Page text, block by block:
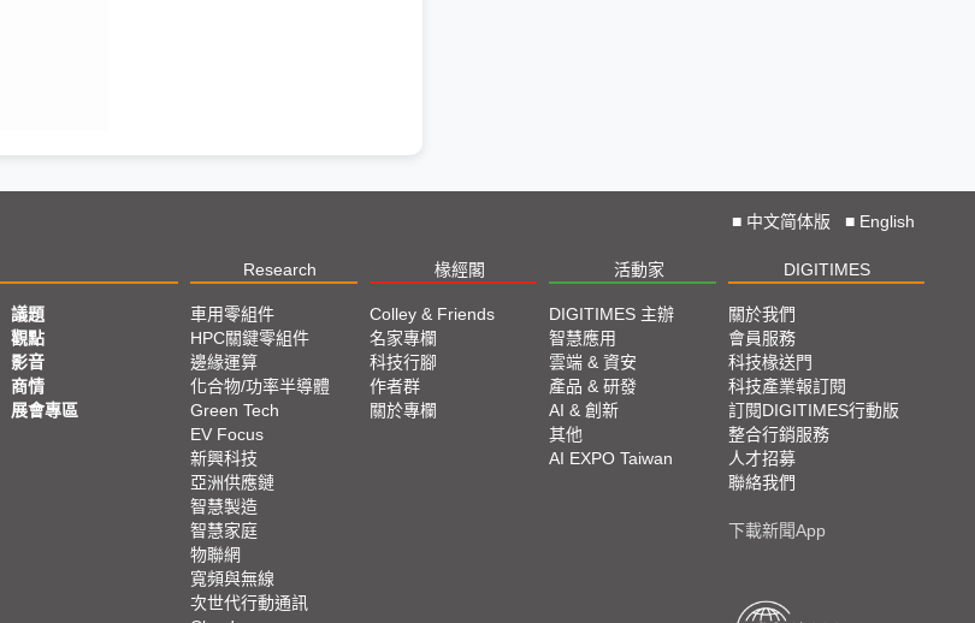
■ 中文简体版 ■ English
Research 椽經閣 活動家 DIGITIMES
議題
觀點
影音
商情
展會專區
車用零組件
HPC關鍵零組件
邊緣運算
化合物/功率半導體
Green Tech
EV Focus
新興科技
亞洲供應鏈
智慧製造
智慧家庭
物聯網
寬頻與無線
次世代行動通訊
Colley & Friends
名家專欄
科技行腳
作者群
關於專欄
DIGITIMES 主辦
智慧應用
雲端 & 資安
產品 & 研發
AI & 創新
其他
AI EXPO Taiwan
關於我們
會員服務
科技椽送門
科技產業報訂閱
訂閱DIGITIMES行動版
整合行銷服務
人才招募
聯絡我們
下載新聞App